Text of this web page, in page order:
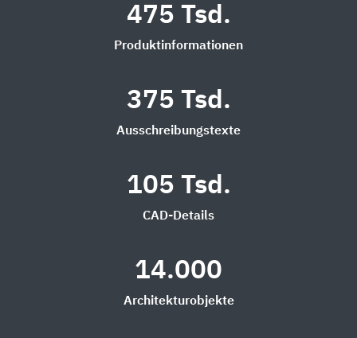
475 Tsd.
Produktinformationen
375 Tsd.
Ausschreibungstexte
105 Tsd.
CAD-Details
14.000
Architekturobjekte